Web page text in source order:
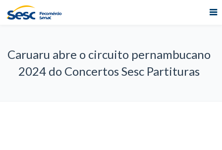
Caruaru abre o circuito pernambucano
2024 do Concertos Sesc Partituras